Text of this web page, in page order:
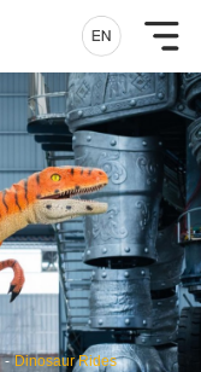
- Dinosaur Rides